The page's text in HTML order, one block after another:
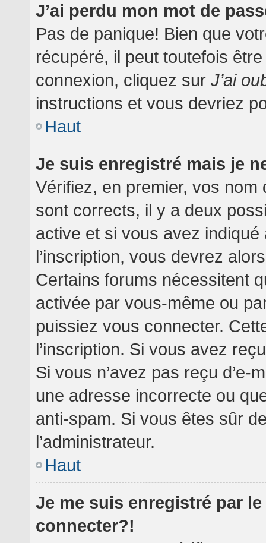
J’ai perdu mon mot de
Pas de panique! Bien que
récupéré, il peut toutefois
connexion, cliquez sur J’ai
instructions et vous devriez
Haut
Je suis enregistré mais je
Vérifiez, en premier, vos nom
sont corrects, il y a deux
active et si vous avez
l’inscription, vous devrez
Certains forums nécessitent
activée par vous-même ou
puissiez vous connecter.
l’inscription. Si vous avez
Si vous n’avez pas reçu d’e-
une adresse incorrecte ou
anti-spam. Si vous êtes sûr
l’administrateur.
Haut
Je me suis enregistré par
connecter?!